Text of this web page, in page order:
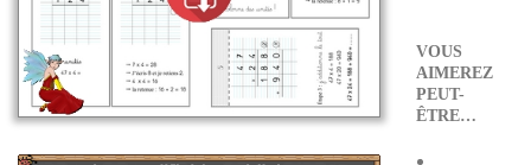
VOUS
AIMEREZ
PEUT-
ÊTRE…